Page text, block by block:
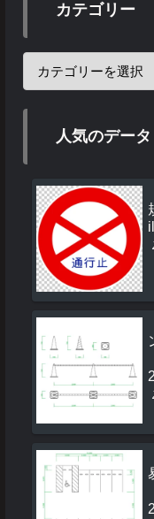
カテゴリー
人気のデータ